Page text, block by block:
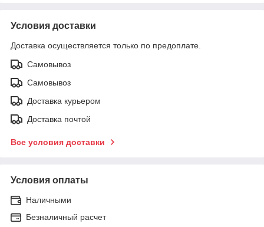
Условия доставки
Доставка осуществляется только по предоплате.
Самовывоз
Самовывоз
Доставка курьером
Доставка почтой
Все условия доставки
Условия оплаты
Наличными
Безналичный расчет